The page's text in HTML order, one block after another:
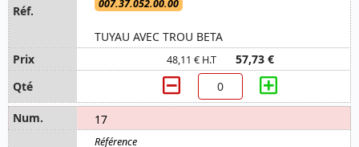
007.37.052.00.00
TUYAU AVEC TROU BETA
48,11 € H.T 57,73 €
17